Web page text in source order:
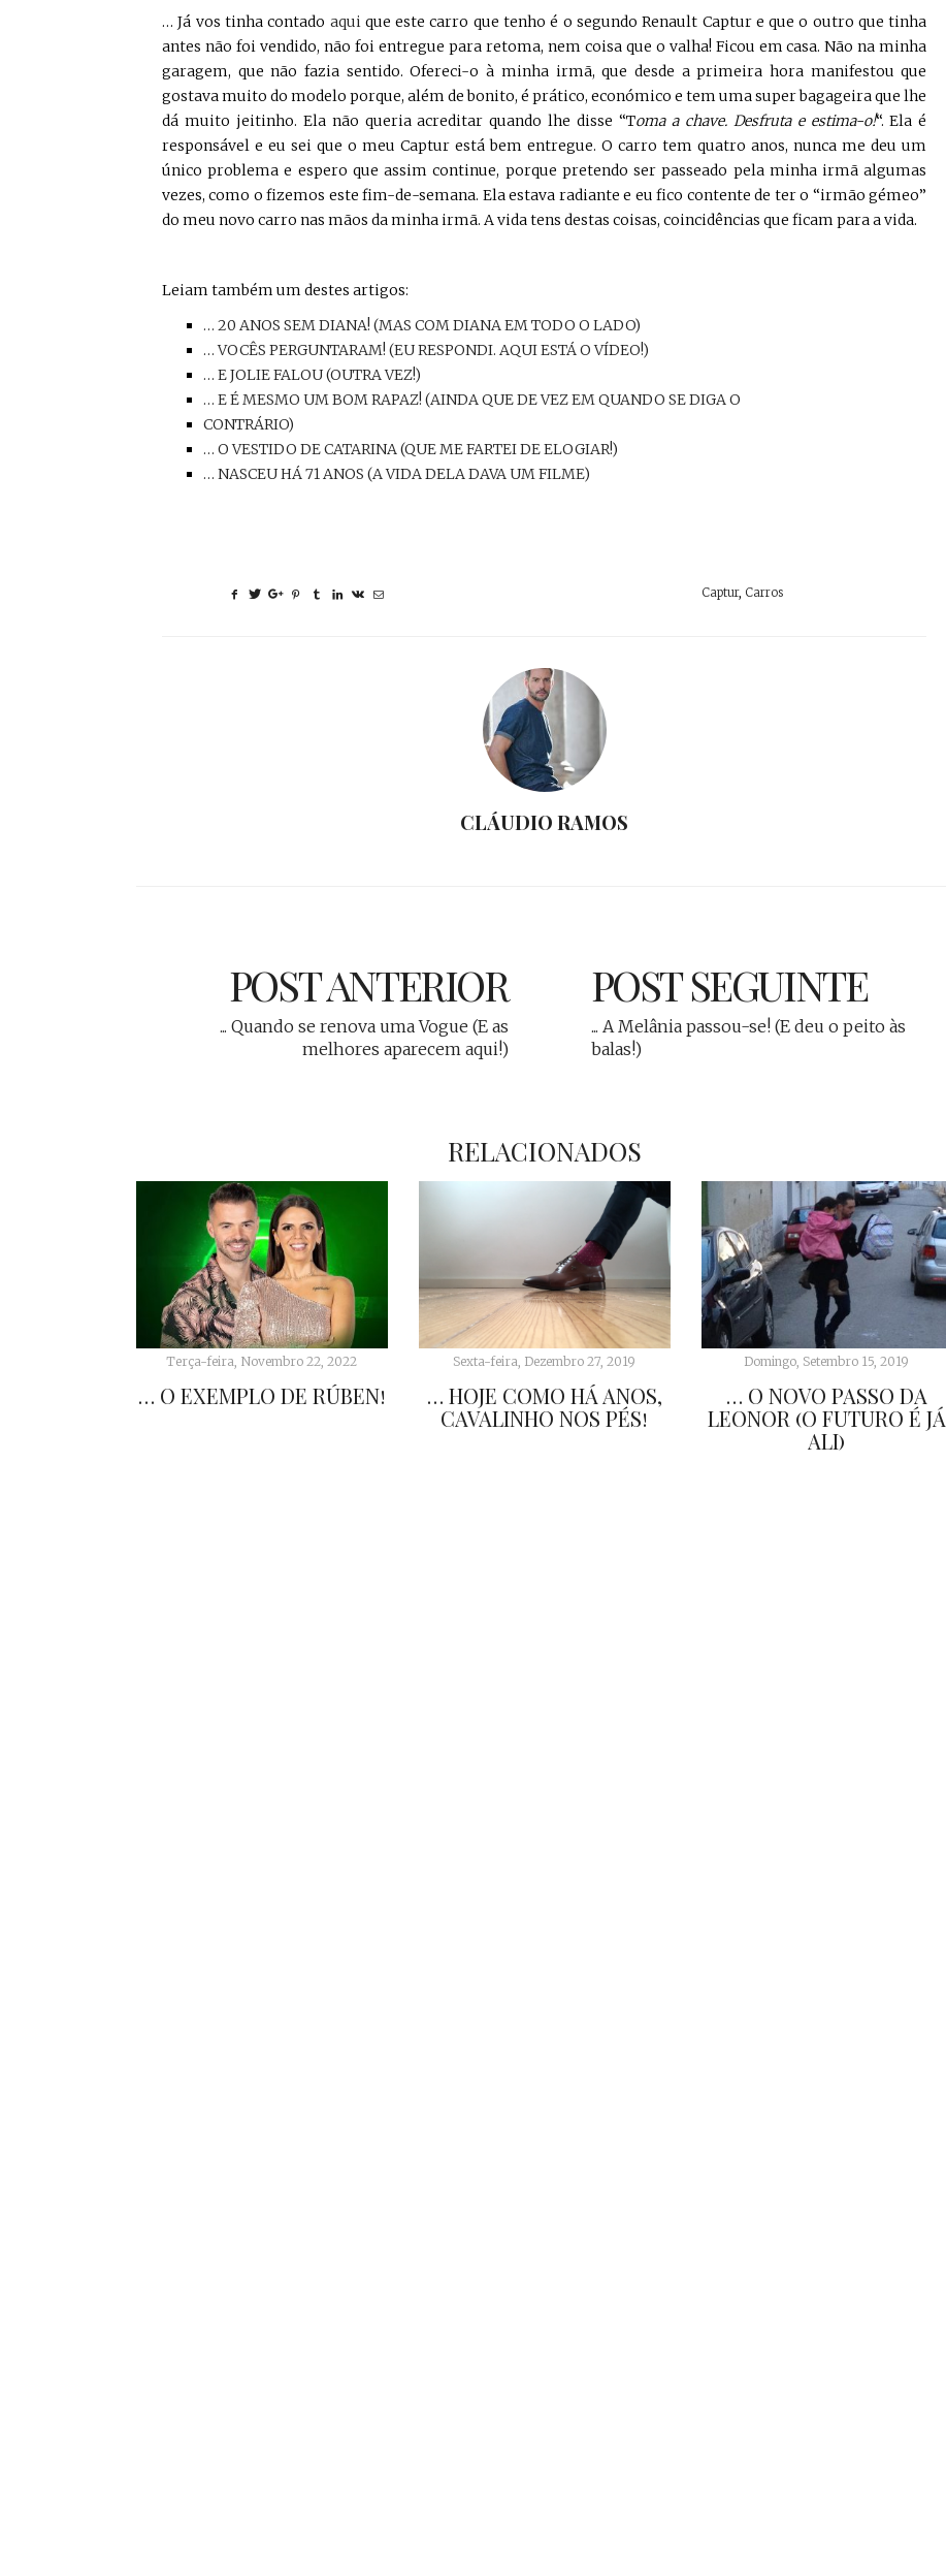
… Já vos tinha contado aquique este carro que tenho é o segundo Renault Captur e que o outro que tinha
antes não foi vendido, não foi entregue para retoma, nem coisa que o valha! Ficou em casa. Não na minha
garagem, que não fazia sentido. Ofereci-o à minha irmã, que desde a primeira hora manifestou que
gostava muito do modelo porque, além de bonito, é prático, económico e tem uma super bagageira que lhe
dá muito jeitinho. Ela não queria acreditar quando lhe disse “Toma a chave. Desfruta e estima-o!“. Ela é
responsável e eu sei que o meu Captur está bem entregue. O carro tem quatro anos, nunca me deu um
único problema e espero que assim continue, porque pretendo ser passeado pela minha irmã algumas
vezes, como o fizemos este fim-de-semana. Ela estava radiante e eu fico contente de ter o “irmão gémeo”
do meu novo carro nas mãos da minha irmã. A vida tens destas coisas, coincidências que ficam para a vida.
Leiam também um destes artigos:
… 20 ANOS SEM DIANA! (MAS COM DIANA EM TODO O LADO)
… VOCÊS PERGUNTARAM! (EU RESPONDI. AQUI ESTÁ O VÍDEO!)
… E JOLIE FALOU (OUTRA VEZ!)
… E É MESMO UM BOM RAPAZ! (AINDA QUE DE VEZ EM QUANDO SE DIGA O
CONTRÁRIO)
… O VESTIDO DE CATARINA (QUE ME FARTEI DE ELOGIAR!)
… NASCEU HÁ 71 ANOS (A VIDA DELA DAVA UM FILME)
Captur, Carros
CLÁUDIO RAMOS
POST ANTERIOR
... Quando se renova uma Vogue (E as
melhores aparecem aqui!)
POST SEGUINTE
... A Melânia passou-se! (E deu o peito às
balas!)
RELACIONADOS
Terça-feira, Novembro 22, 2022
… O EXEMPLO DE RÚBEN!
Sexta-feira, Dezembro 27, 2019
… HOJE COMO HÁ ANOS,
CAVALINHO NOS PÉS!
Domingo, Setembro 15, 2019
… O NOVO PASSO DA
LEONOR (O FUTURO É JÁ
ALI)